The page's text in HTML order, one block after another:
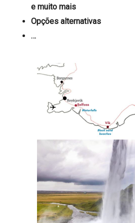
e muito mais
Opções alternativas
…